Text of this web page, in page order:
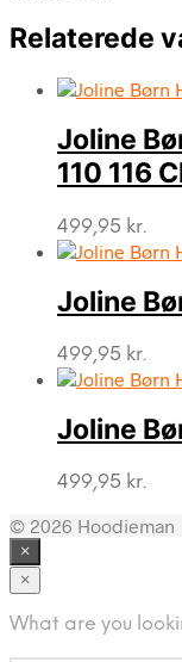
Relaterede
Joline
110 116
499,95 kr.
Joline
499,95 kr.
Joline
499,95 kr.
© 2026 Hoodieman
×
×
What are you